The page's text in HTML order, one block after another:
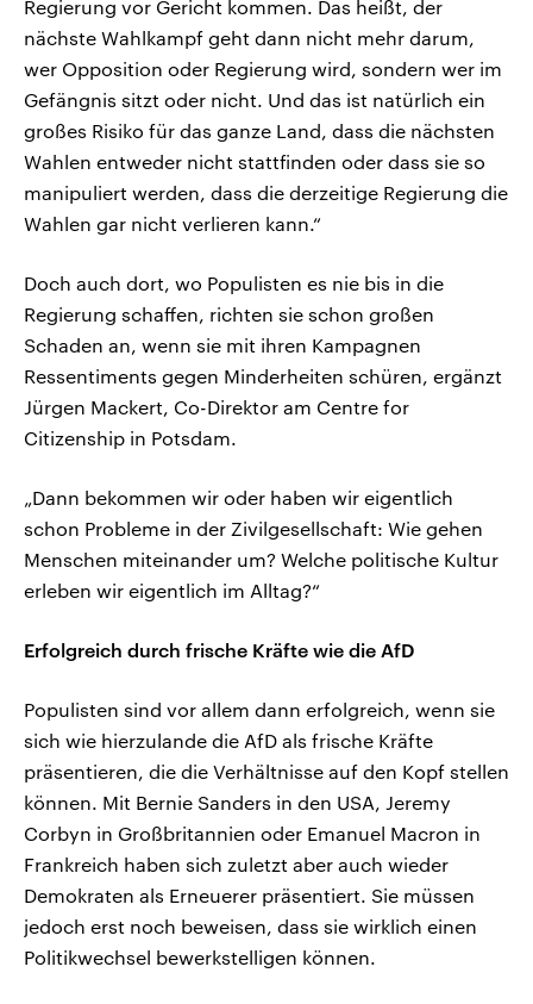
Regierung vor Gericht kommen. Das heißt, der
nächste Wahlkampf geht dann nicht mehr darum,
wer Opposition oder Regierung wird, sondern wer im
Gefängnis sitzt oder nicht. Und das ist natürlich ein
großes Risiko für das ganze Land, dass die nächsten
Wahlen entweder nicht stattfinden oder dass sie so
manipuliert werden, dass die derzeitige Regierung die
Wahlen gar nicht verlieren kann.“
Doch auch dort, wo Populisten es nie bis in die
Regierung schaffen, richten sie schon großen
Schaden an, wenn sie mit ihren Kampagnen
Ressentiments gegen Minderheiten schüren, ergänzt
Jürgen Mackert, Co-Direktor am Centre for
Citizenship in Potsdam.
„Dann bekommen wir oder haben wir eigentlich
schon Probleme in der Zivilgesellschaft: Wie gehen
Menschen miteinander um? Welche politische Kultur
erleben wir eigentlich im Alltag?“
Erfolgreich durch frische Kräfte wie die AfD
Populisten sind vor allem dann erfolgreich, wenn sie
sich wie hierzulande die AfD als frische Kräfte
präsentieren, die die Verhältnisse auf den Kopf stellen
können. Mit Bernie Sanders in den USA, Jeremy
Corbyn in Großbritannien oder Emanuel Macron in
Frankreich haben sich zuletzt aber auch wieder
Demokraten als Erneuerer präsentiert. Sie müssen
jedoch erst noch beweisen, dass sie wirklich einen
Politikwechsel bewerkstelligen können.